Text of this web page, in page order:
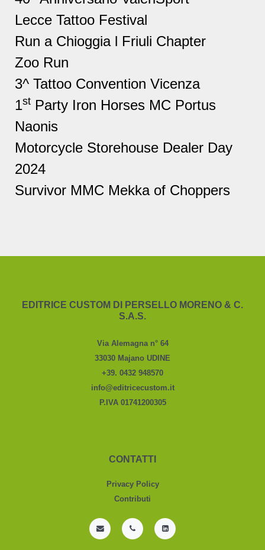
Lecce Tattoo Festival
Run a Chioggia l Friuli Chapter
Zoo Run
3^ Tattoo Convention Vicenza
1st Party Iron Horses MC Portus
Naonis
Motorcycle Storehouse Dealer Day
2024
Survivor MMC Mekka of Choppers
EDITRICE CUSTOM DI PERSELLO MORENO & C.
S.A.S.
Via Alemagna n° 64
33030 Majano UDINE
+39. 0432 948570
info@editricecustom.it
P.IVA 01741200305
CONTATTI
Privacy Policy
Contributi